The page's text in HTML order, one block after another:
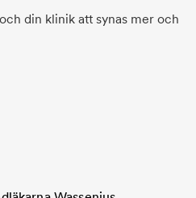
din klinik att synas mer och